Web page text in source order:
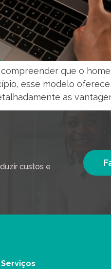
que o
esse modelo
as
custos e
Serviços